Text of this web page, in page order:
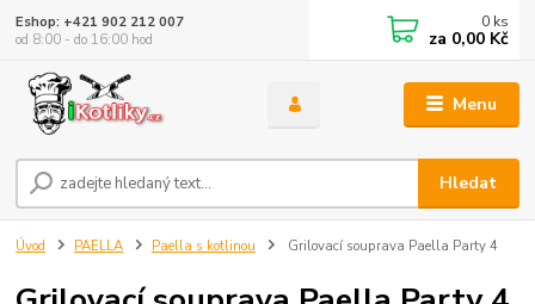
Menu
Hledat
Eshop: +421 902 212 007
od 8:00 - do 16:00 hod
0 ks
za 0,00 Kč
Úvod PAELLA Paella s kotlinou Grilovací souprava Paella Party 4